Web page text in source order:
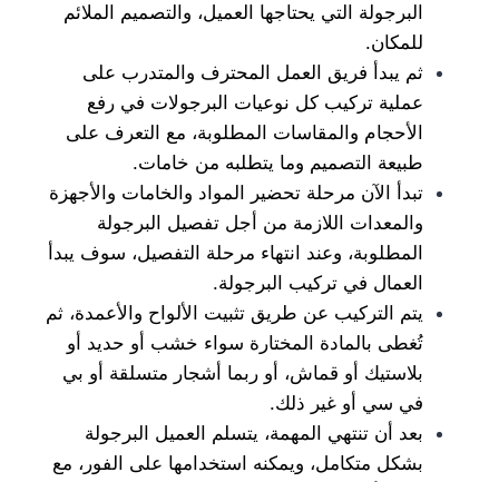
البرجولة التي يحتاجها العميل، والتصميم الملائم
للمكان.
ثم يبدأ فريق العمل المحترف والمتدرب على
عملية تركيب كل نوعيات البرجولات في رفع
الأحجام والمقاسات المطلوبة، مع التعرف على
طبيعة التصميم وما يتطلبه من خامات.
تبدأ الآن مرحلة تحضير المواد والخامات والأجهزة
والمعدات اللازمة من أجل تفصيل البرجولة
المطلوبة، وعند انتهاء مرحلة التفصيل، سوف يبدأ
العمال في تركيب البرجولة.
يتم التركيب عن طريق تثبيت الألواح والأعمدة، ثم
تُغطى بالمادة المختارة سواء خشب أو حديد أو
بلاستيك أو قماش، أو ربما أشجار متسلقة أو بي
في سي أو غير ذلك.
بعد أن تنتهي المهمة، يتسلم العميل البرجولة
بشكل متكامل، ويمكنه استخدامها على الفور، مع